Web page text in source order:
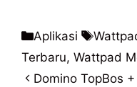
Kategori
Aplikasi Tag
Terbaru, Wattpad
Domino TopBos